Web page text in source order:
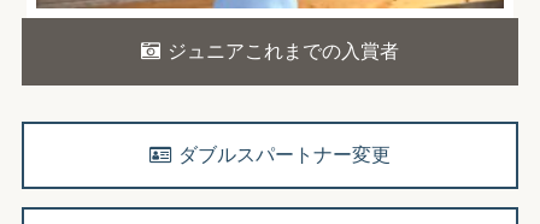
ジュニアこれまでの入賞者
ダブルスパートナー変更